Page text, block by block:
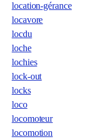
location-gérance
locavore
locdu
loche
lochies
lock-out
locks
loco
locomoteur
locomotion